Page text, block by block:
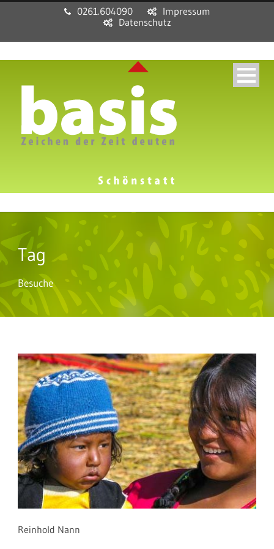
0261.604090
Impressum
Datenschutz
Tag
Besuche
Reinhold Nann